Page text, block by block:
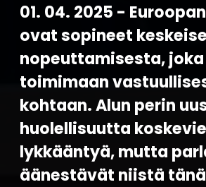
01. 04. 2025 -
ovat sopineet
nopeuttamisesta,
toimimaan
kohtaan. Alun perin
huolellisuutta
lykkääntyä, mutta
äänestävät niistä